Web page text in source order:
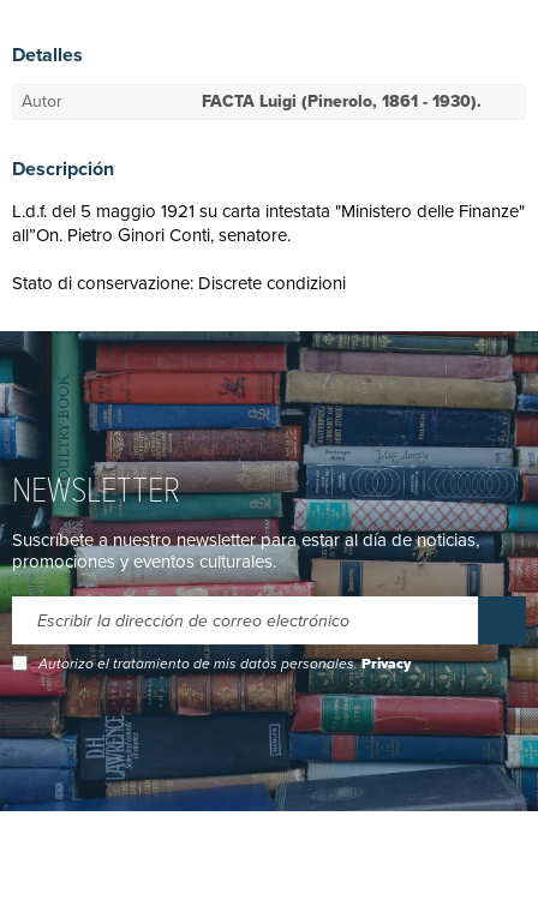
Detalles
Autor FACTA Luigi (Pinerolo, 1861 - 1930).
Descripción
L.d.f. del 5 maggio 1921 su carta intestata "Ministero delle Finanze"
all”On. Pietro Ginori Conti, senatore.
Stato di conservazione: Discrete condizioni
NEWSLETTER
Suscríbete a nuestro newsletter para estar al día de noticias,
promociones y eventos culturales.
Autorizo el tratamiento de mis datos personales.Privacy